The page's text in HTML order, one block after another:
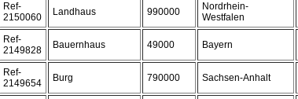
Ref-
2150060
Landhaus 990000
Nordrhein-
Westfalen
Ref-
2149828
Bauernhaus 49000 Bayern
Ref-
2149654
Burg 790000 Sachsen-Anhalt